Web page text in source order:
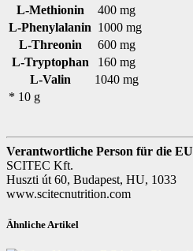
L-Methionin
400 mg
L-Phenylalanin 1000 mg
L-Threonin
600 mg
L-Tryptophan
160 mg
L-Valin
1040 mg
* 10 g
Verantwortliche Person für die EU
SCITEC Kft.
Huszti út 60, Budapest, HU, 1033
www.scitecnutrition.com
Ähnliche Artikel